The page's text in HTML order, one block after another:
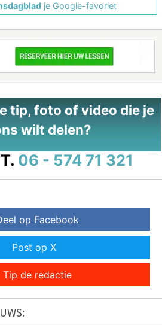
je Google-favoriet
tip, foto of video die je
wilt delen?
T. 06 - 574 71 321
op Facebook
Post op X
Tip de redactie